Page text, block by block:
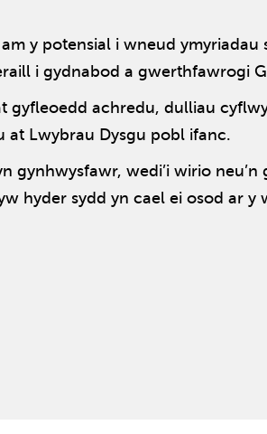
y potensial i wneud ymyriadau
i gydnabod a gwerthfawrogi
achredu, dulliau
at Lwybrau Dysgu pobl ifanc.
wedi’i wirio
hyder sydd yn cael ei osod ar y